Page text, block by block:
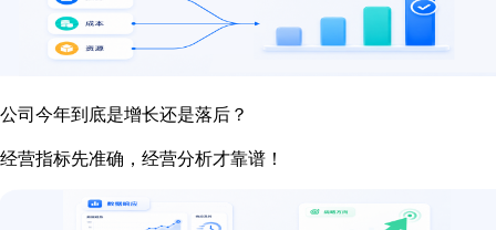
公司今年到底是增长还是落后？
经营指标先准确，经营分析才靠谱！